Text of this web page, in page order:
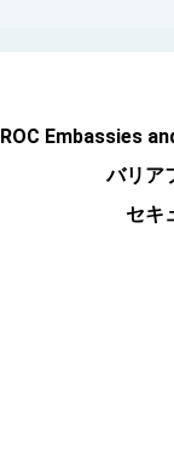
ROC Embassies
バリア
セキ